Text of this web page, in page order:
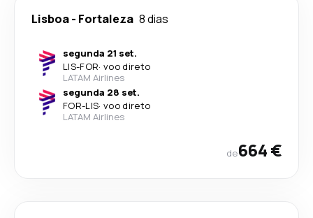
Lisboa- Fortaleza 8 dias
segunda 21 set.
LIS-FOR· voo direto
LATAM Airlines
segunda 28 set.
FOR-LIS· voo direto
LATAM Airlines
de664 €